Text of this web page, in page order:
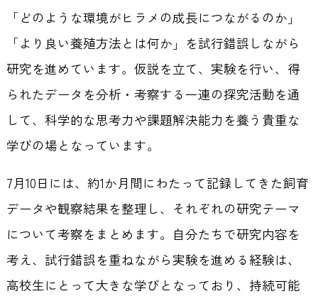
「どのような環境がヒラメの成長につながるのか」
「より良い養殖方法とは何か」を試行錯誤しながら
研究を進めています。仮説を立て、実験を行い、得
られたデータを分析・考察する一連の探究活動を通
して、科学的な思考力や課題解決能力を養う貴重な
学びの場となっています。
7月10日には、約1か月間にわたって記録してきた飼育
データや観察結果を整理し、それぞれの研究テーマ
について考察をまとめます。自分たちで研究内容を
考え、試行錯誤を重ねながら実験を進める経験は、
高校生にとって大きな学びとなっており、持続可能